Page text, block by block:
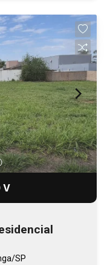
V
SP